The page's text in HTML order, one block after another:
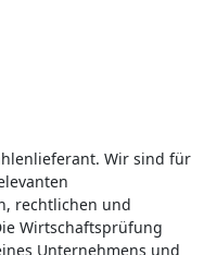
Wir sind für
rechtlichen und
Wirtschaftsprüfung
Unternehmens und